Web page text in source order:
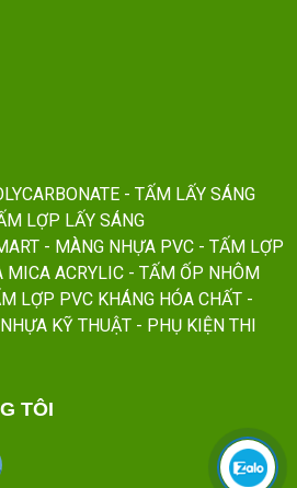
- TẤM LẤY SÁNG
LỢP LẤY SÁNG
- MÀNG NHỰA PVC - TẤM LỢP
MICA ACRYLIC - TẤM ỐP NHÔM
LỢP PVC KHÁNG HÓA CHẤT -
KỸ THUẬT - PHỤ KIỆN THI
TÔI